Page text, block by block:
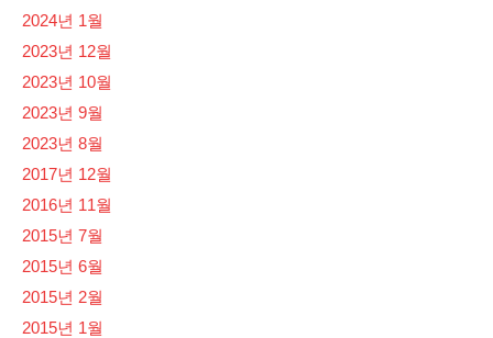
2024년 1월
2023년 12월
2023년 10월
2023년 9월
2023년 8월
2017년 12월
2016년 11월
2015년 7월
2015년 6월
2015년 2월
2015년 1월